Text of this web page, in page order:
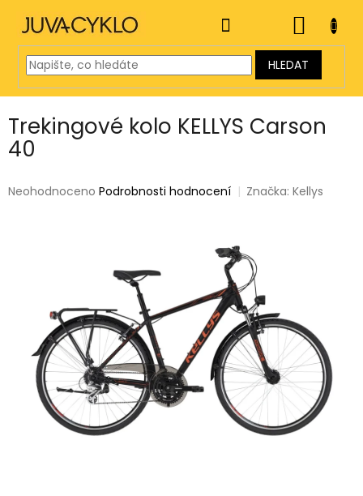
obsah
HLEDAT
KOŠÍK
Trekingové kolo KELLYS Carson
40
Průměrné
Neohodnoceno Podrobnosti hodnocení Značka:Kellys